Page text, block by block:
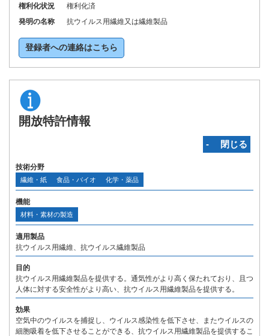
権利化状況
権利化済
発明の名称
抗ウイルス用繊維又は繊維製品
登録者への連絡はこちら
開放特許情報
‐ 閉じる
技術分野
繊維・紙 食品・バイオ 化学・薬品
機能
材料・素材の製造
適用製品
抗ウイルス用繊維、抗ウイルス繊維製品
目的
抗ウイルス用繊維製品を提供する。通気性がより高く保たれており、且つ
人体に対する安全性がより高い、抗ウイルス用繊維製品を提供する。
効果
空気中のウイルスを捕捉し、ウイルス感染性を低下させ、またウイルスの
細胞吸着を低下させることができる、抗ウイルス用繊維製品を提供するこ